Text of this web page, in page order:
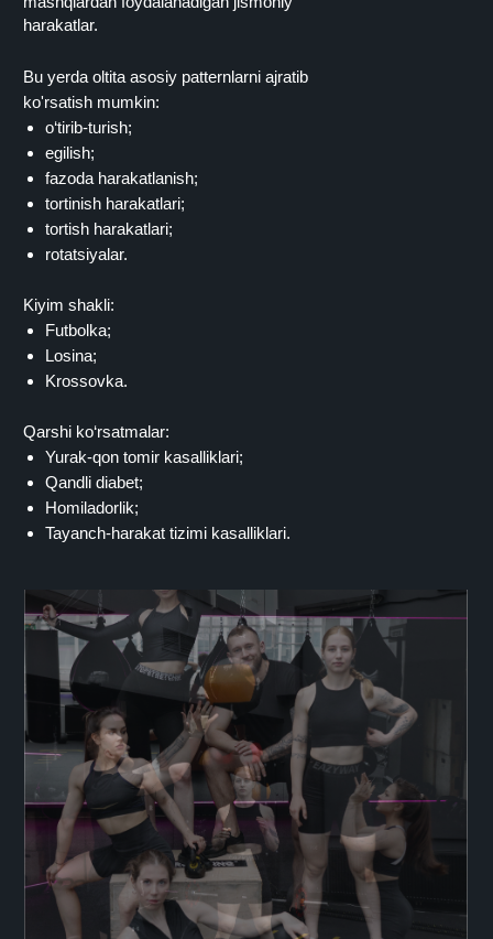
Bu yerda oltita asosiy patternlarni ajratib
ko'rsatish mumkin:
o‘tirib-turish;
egilish;
fazoda harakatlanish;
tortinish harakatlari;
tortish harakatlari;
rotatsiyalar.
Kiyim shakli:
Futbolka;
Losina;
Krossovka.
Qarshi ko‘rsatmalar:
Yurak-qon tomir kasalliklari;
Qandli diabet;
Homiladorlik;
Tayanch-harakat tizimi kasalliklari.
harakatlar.